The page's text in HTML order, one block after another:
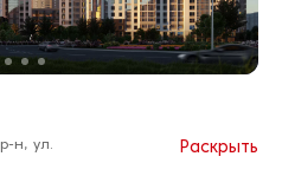
н, ул.
Раскрыть